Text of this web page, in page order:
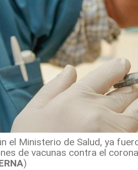
el Ministerio de Salud, ya
de vacunas contra el
)